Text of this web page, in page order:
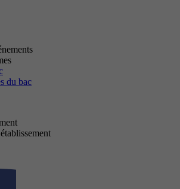
du bac